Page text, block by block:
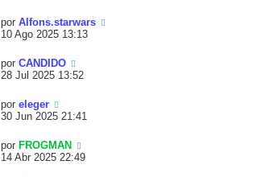
por Alfons.starwars
10 Ago 2025 13:13
por CANDIDO
28 Jul 2025 13:52
por eleger
30 Jun 2025 21:41
por FROGMAN
14 Abr 2025 22:49